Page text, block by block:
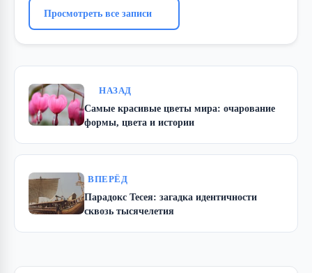
Просмотреть все записи
НАЗАД
Самые красивые цветы мира: очарование
формы, цвета и истории
ВПЕРЁД
Парадокс Тесея: загадка идентичности
сквозь тысячелетия